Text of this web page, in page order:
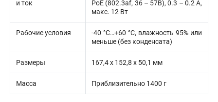
и ток
PoE (802.3af, 36 – 57В), 0.3 – 0.2 A,
макс. 12 Вт
Рабочие условия
-40 °C…+60 °C, влажность 95% или
меньше (без конденсата)
Размеры 167,4 х 152,8 х 50,1 мм
Масса Приблизительно 1400 г